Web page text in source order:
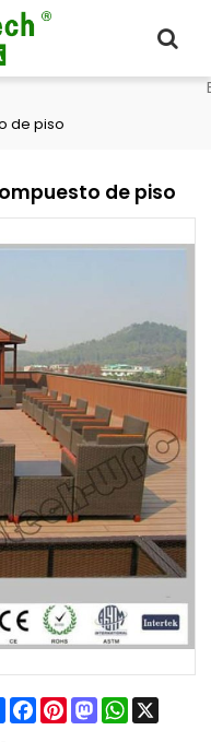
de piso
de piso
ShareFacebook
PinterestMastodonWhatsApp
X